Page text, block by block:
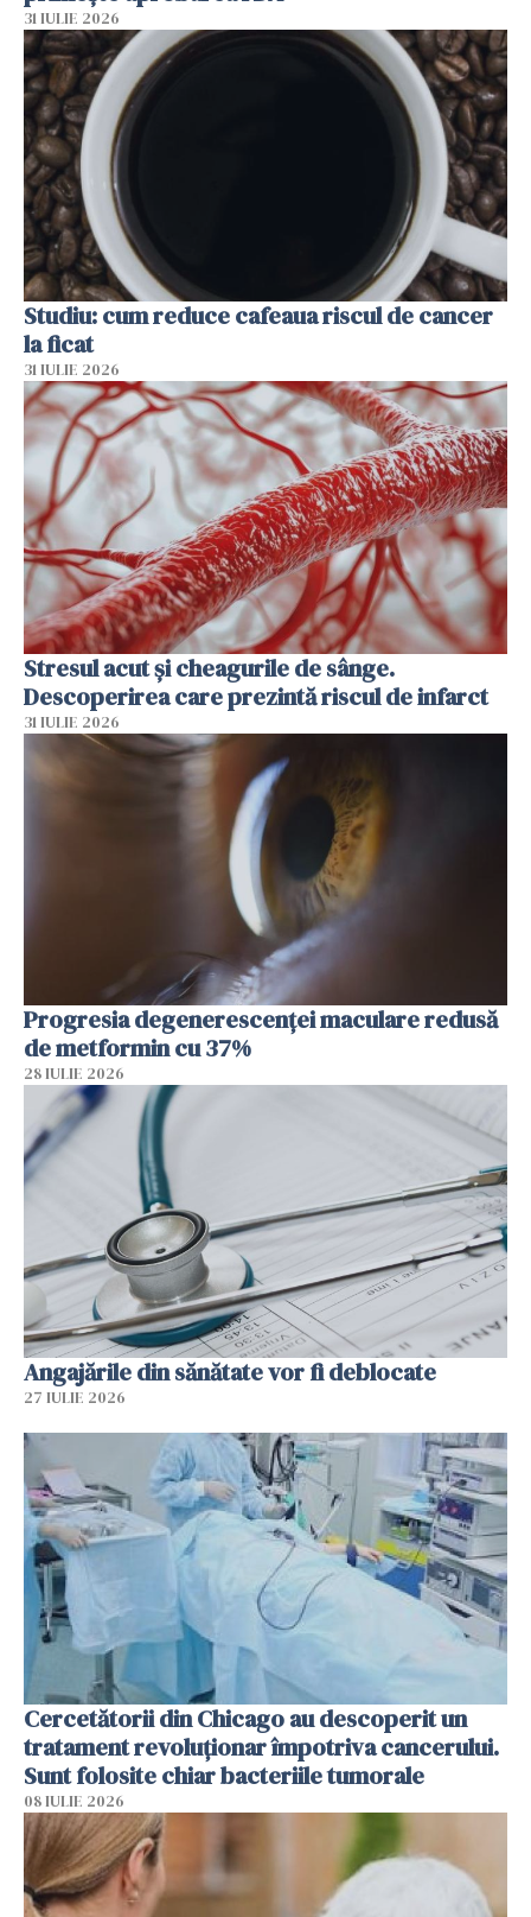
31 IULIE 2026
Studiu: cum reduce cafeaua riscul de cancer
la ficat
31 IULIE 2026
Stresul acut și cheagurile de sânge.
Descoperirea care prezintă riscul de infarct
31 IULIE 2026
Progresia degenerescenței maculare redusă
de metformin cu 37%
28 IULIE 2026
Angajările din sănătate vor fi deblocate
27 IULIE 2026
Cercetătorii din Chicago au descoperit un
tratament revoluționar împotriva cancerului.
Sunt folosite chiar bacteriile tumorale
08 IULIE 2026